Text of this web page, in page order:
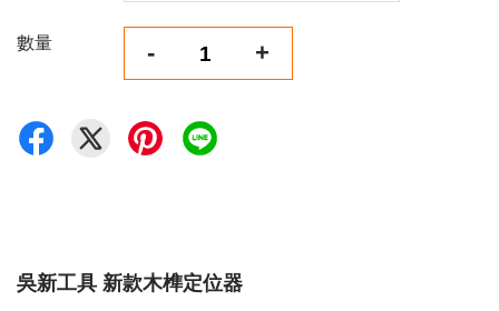
數量 - +
吳新工具 新款木榫定位器